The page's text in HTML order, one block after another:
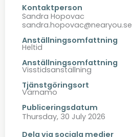
Kontaktperson
Sandra Hopovac
sandra.hopovac@nearyou.se
Anställningsomfattning
Heltid
Anställningsomfattning
Visstidsanställning
Tjänstgöringsort
Värnamo
Publiceringsdatum
Thursday, 30 July 2026
Dela via sociala medier